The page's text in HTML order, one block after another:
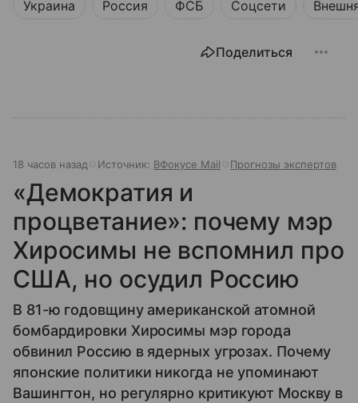
Украина Россия ФСБ Соцсети
Поделиться
18 часов назад Источник: ВФокусе Mail Прогнозы экспертов
«Демократия и
процветание»: почему мэр
Хиросимы не вспомнил про
США, но осудил Россию
В 81-ю годовщину американской атомной
бомбардировки Хиросимы мэр города
обвинил Россию в ядерных угрозах. Почему
японские политики никогда не упоминают
Вашингтон, но регулярно критикуют Москву в